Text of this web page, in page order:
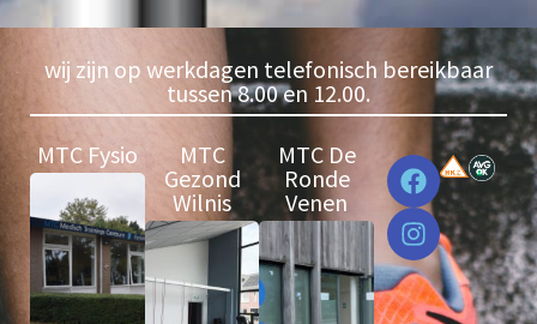
wij zijn op werkdagen telefonisch bereikbaar
tussen 8.00 en 12.00.
MTC Fysio
MTC
Gezond
Wilnis
MTC De
Ronde
Venen